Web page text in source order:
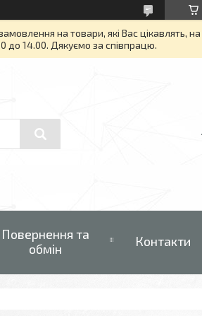
на товари, які Вас цікавлять, на
до 14.00. Дякуємо за співпрацю.
Повернення та
обмін
Контакти